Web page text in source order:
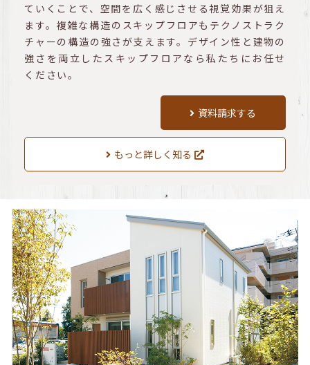
ていくことで、空間を広く感じさせる視覚効果が狙え
ます。複雑な構造のスキップフロアもテクノストラク
チャーの構造の強さが支えます。デザイン性と建物の
強さを両立したスキップフロアなら私たちにお任せ
ください。
資料請求する
もっと詳しく知る